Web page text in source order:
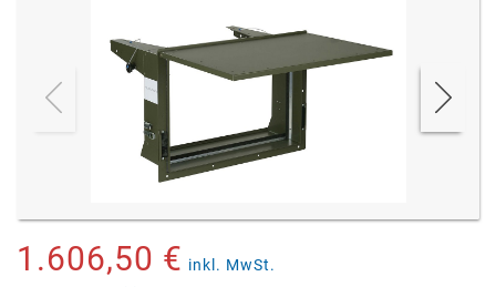
1.606,50 € inkl. MwSt.